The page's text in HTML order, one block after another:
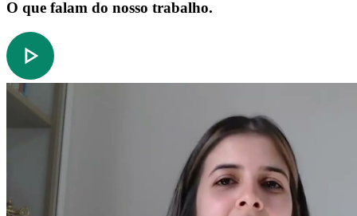
O que falam do nosso trabalho.